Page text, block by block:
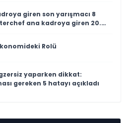
giren son yarışmacı 8
ana kadroya giren 20.
Rolü
yaparken dikkat:
gereken 5 hatayı açıkladı